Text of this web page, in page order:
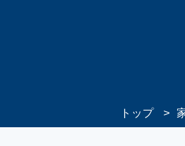
トップ